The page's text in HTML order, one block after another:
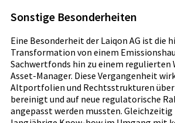
Sonstige Besonderheiten
Eine Besonderheit der Laiqon AG ist die
Transformation von einem
Sachwertfonds hin zu einem regulierten
Asset-Manager. Diese Vergangenheit
Altportfolien und Rechtsstrukturen über
bereinigt und auf neue regulatorische
angepasst werden mussten. Gleichzeitig